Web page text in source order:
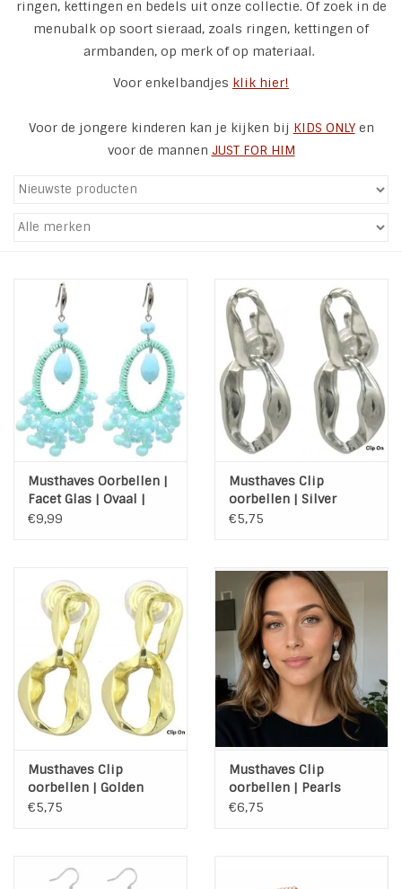
Tassen en meer
Zonnebrillen
Fashion
Charmin*s
Ohlala Jewels
LIFESTYLE PRODUCTEN
INSPIRATIE
SALE
ringen, kettingen en bedels uit onze collectie. Of zoek in de
menubalk op soort sieraad, zoals ringen, kettingen of
armbanden, op merk of op materiaal.
Voor enkelbandjes klik hier!
Voor de jongere kinderen kan je kijken bij KIDS ONLYen
voor de mannen JUST FOR HIM
Musthaves Oorbellen |
Facet Glas | Ovaal |
Mint
€9,99
Musthaves Clip
oorbellen | Silver
Chain
€5,75
Musthaves Clip
oorbellen | Golden
Chain
€5,75
Musthaves Clip
oorbellen | Pearls
€6,75